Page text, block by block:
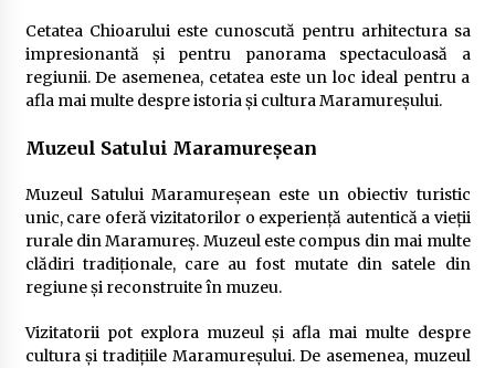
Cetatea Chioarului este cunoscută pentru arhitectura sa
impresionantă și pentru panorama spectaculoasă a
regiunii. De asemenea, cetatea este un loc ideal pentru a
afla mai multe despre istoria și cultura Maramureșului.
Muzeul Satului Maramureșean
Muzeul Satului Maramureșean este un obiectiv turistic
unic, care oferă vizitatorilor o experiență autentică a vieții
rurale din Maramureș. Muzeul este compus din mai multe
clădiri tradiționale, care au fost mutate din satele din
regiune și reconstruite în muzeu.
Vizitatorii pot explora muzeul și afla mai multe despre
cultura și tradițiile Maramureșului. De asemenea, muzeul